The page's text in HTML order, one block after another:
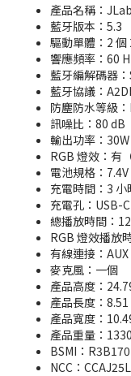
產品名稱：
藍牙版本：5.3
驅動單體：2
響應頻率：60
藍牙編解碼器：
藍牙協議：
防塵防水等級
訊噪比：80 dB
輸出功率：30W
RGB 燈效：有
電池規格：
充電時間：3 小
充電孔：USB-C
總播放時間：
RGB 燈效播放
有線連接：AUX
麥克風：一個
產品高度：
產品長度：
產品寬度：
產品重量：
BSMI：
NCC：